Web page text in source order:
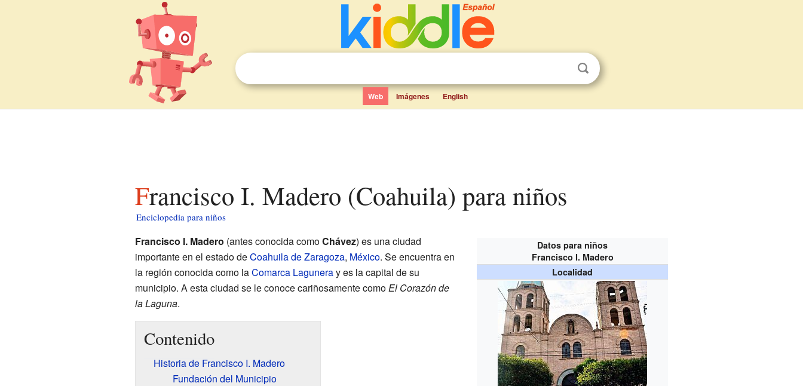
Web Imágenes English
Francisco I. Madero (Coahuila) para niños
Enciclopedia para niños
Datos para niños
Francisco I. Madero
Localidad
Francisco I. Madero (antes conocida comoChávez) es una ciudad
importante en el estado deCoahuila de Zaragoza, México. Se encuentra en
la región conocida como laComarca Laguneray es la capital de su
municipio. A esta ciudad se le conoce cariñosamente comoEl Corazón de
la Laguna.
Contenido
Historia de Francisco I. Madero
Fundación del Municipio